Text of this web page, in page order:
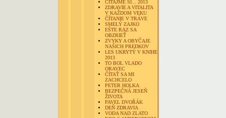
ČÍTAJME SI... 2013
ZDRAVIE A VITALITA
V KAŽDOM VEKU
ČÍTANIE V TRÁVE
SMELÝ ZAJKO
EŠTE RAZ SA
OBZRIEŤ
ZVYKY A OBYČAJE
NAŠICH PREDKOV
LES UKRYTÝ V KNIHE
2013
TO BOL VLADO
ORAVEC
ČÍTAŤ SA MI
ZACHCELO
PETER HOLKA
BEZPEČNÁ JESEŇ
ŽIVOTA
PAVEL DVOŘÁK
DEŇ ZDRAVIA
VODA NAD ZLATO